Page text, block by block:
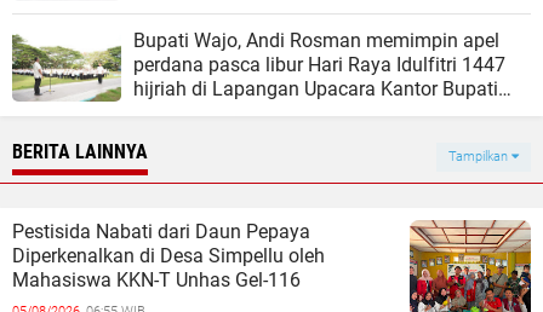
Bupati Wajo, Andi Rosman memimpin apel
perdana pasca libur Hari Raya Idulfitri 1447
hijriah di Lapangan Upacara Kantor Bupati
BERITA LAINNYA
Tampilkan
Pestisida Nabati dari Daun Pepaya
Diperkenalkan di Desa Simpellu oleh
Mahasiswa KKN-T Unhas Gel-116